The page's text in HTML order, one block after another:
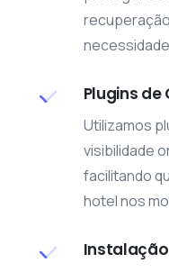
Plugins de
Utilizamos
visibilidade
facilitando
hotel nos